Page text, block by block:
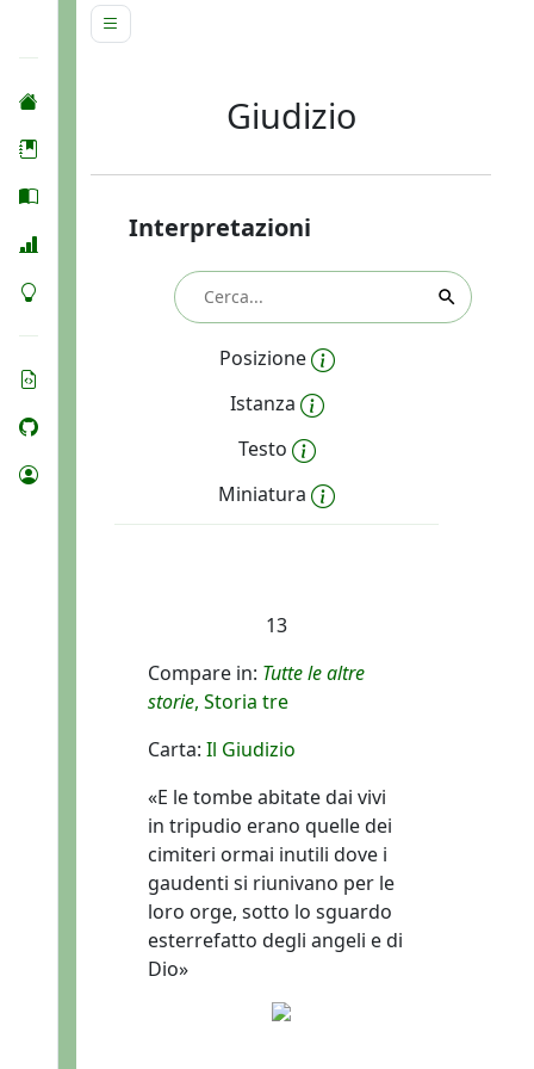
Giudizio
Interpretazioni
Posizione
Istanza
Testo
Miniatura
13
Compare in: Tutte le altre
storie, Storia tre
Carta: Il Giudizio
«E le tombe abitate dai vivi
in tripudio erano quelle dei
cimiteri ormai inutili dove i
gaudenti si riunivano per le
loro orge, sotto lo sguardo
esterrefatto degli angeli e di
Dio»